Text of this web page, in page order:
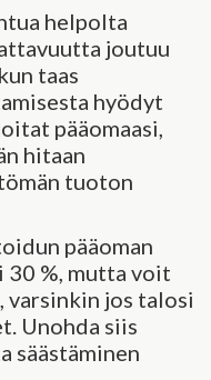
helpolta
joutuu
taas
hyödyt
pääomaasi,
hitaan
tuoton
pääoman
%, mutta voit
varsinkin jos talosi
Unohda siis
säästäminen